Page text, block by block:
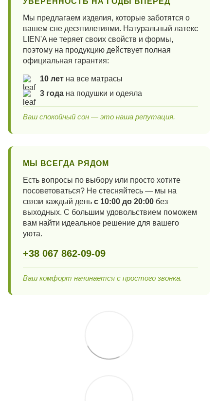
Мы предлагаем изделия, которые заботятся о
вашем сне десятилетиями. Натуральный латекс
LIEN'A не теряет своих свойств и формы,
поэтому на продукцию действует полная
официальная гарантия:
10 лет на все матрасы
3 года на подушки и одеяла
Ваш спокойный сон — это наша репутация.
МЫ ВСЕГДА РЯДОМ
Есть вопросы по выбору или просто хотите
посоветоваться? Не стесняйтесь — мы на
связи каждый день с 10:00 до 20:00 без
выходных. С большим удовольствием поможем
вам найти идеальное решение для вашего
уюта.
+38 067 862-09-09
Ваш комфорт начинается с простого звонка.